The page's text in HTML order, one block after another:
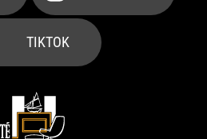
TIKTOK